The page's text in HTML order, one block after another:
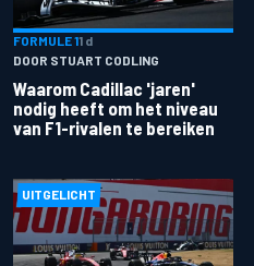
FORMULE 11 d
DOOR STUART CODLING
Waarom Cadillac 'jaren'
nodig heeft om het niveau
van F1-rivalen te bereiken
UITGELICHT